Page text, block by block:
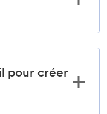
pour créer